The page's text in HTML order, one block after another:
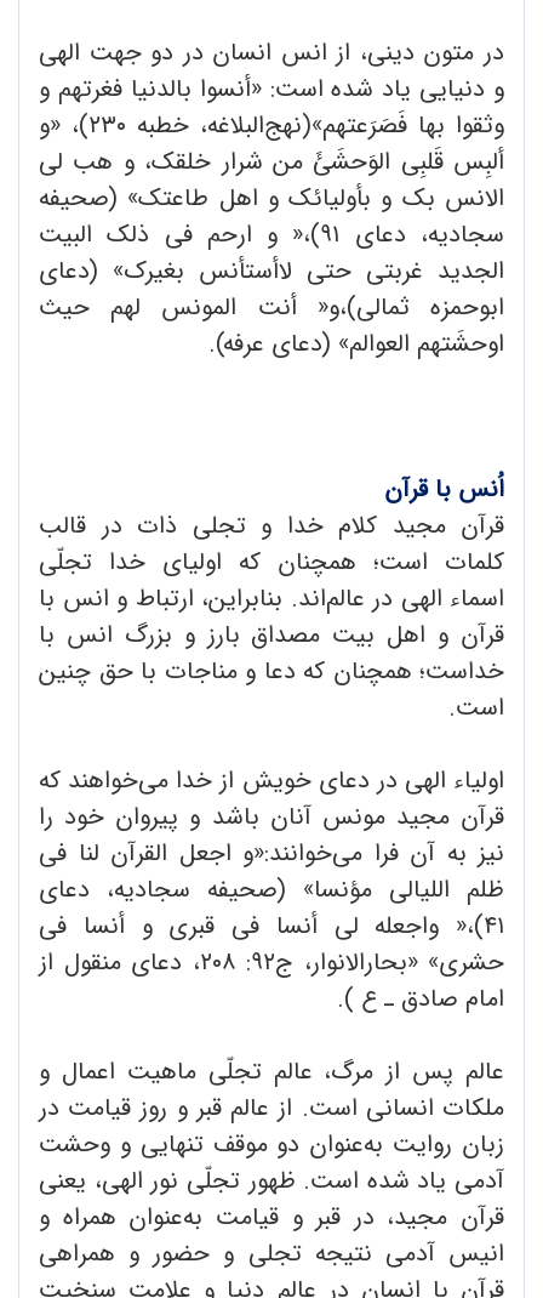
در متون دینی، از انس انسان در دو جهت الهی
و دنیایی یاد شده است: «أنسوا بالدنیا فغرتهم و
وثقوا بها فَصَرَعتهم»(نهج‌البلاغه، خطبه ۲۳۰)، «و
ألبِس قَلبِی الوَحشَئَ من شرار خلقک، و هب لی
الانس بک و بأولیائک و اهل طاعتک» (صحیفه
سجادیه، دعای ۹۱)،« و ارحم فی ذلک البیت
الجدید غربتی حتی لاأستأنس بغیرک» (دعای
ابوحمزه ثمالی)،و« أنت المونس لهم حیث
اوحشَتهم العوالم» (دعای عرفه).
اُنس با قرآن
قرآن مجید کلام خدا و تجلی ذات در قالب
کلمات است؛ همچنان که اولیای خدا تجلّی
اسماء الهی در عالم‌اند. بنابراین، ارتباط و انس با
قرآن و اهل بیت مصداق بارز و بزرگ انس با
خداست؛ همچنان که دعا و مناجات با حق چنین
است.
اولیاء الهی در دعای خویش از خدا می‌خواهند که
قرآن مجید مونس آنان باشد و پیروان خود را
نیز به آن فرا می‌خوانند:«و اجعل القرآن لنا فی
ظلم اللیالی مؤنسا» (صحیفه سجادیه، دعای
۴۱)،« واجعله لی أنسا فی قبری و أنسا فی
حشری» «بحارالانوار، ج۹۲: ۲۰۸، دعای منقول از
امام صادق ـ ع ).
عالم پس از مرگ، عالم تجلّی ماهیت اعمال و
ملکات انسانی است. از عالم قبر و روز قیامت در
زبان روایت به‌عنوان دو موقف تنهایی و وحشت
آدمی یاد شده است. ظهور تجلّی نور الهی، یعنی
قرآن مجید، در قبر و قیامت به‌عنوان همراه و
انیس آدمی نتیجه تجلی و حضور و همراهی
قرآن با انسان در عالم دنیا و علامت سنخیت